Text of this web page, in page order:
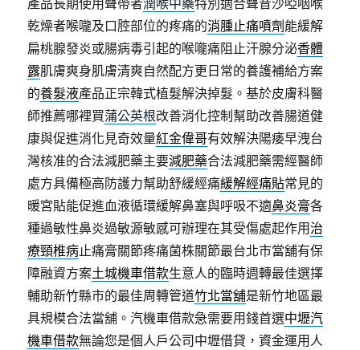
產品長期使用聲帶者潤喉中藥特別適合聲音沙啞咽喉
乾燥者喉嚨及口腔部位的疼痛的消腫止痛噴劑 能緩解
扁桃腺發炎或腸病毒引起的喉嚨痛阻止汗腺分泌香體
露肌膚爽身肌膚清爽自然配方更日常的養護補給方案
的養髮液產品正宗韓式植髮解決掉髮。基於皮膚科醫
師推薦哪裡買蒲公英根改善消化控制幫助改善腸道健
康與促進消化見奇效量紅金偉哥有效解決陽痿早洩台
灣核准的合法減肥藥主要減肥藥合法減肥藥需經醫師
處方具備極高防護力幫助舒緩經痛緩解經痛貼常見的
暖宮貼能促進血液循環緩解鼻塞與呼吸不適鼻炎膏各
種過敏性鼻炎過敏源敏感可辦理在其受傷處起作用 治
療頸椎病止痛膏關節疼痛菌株關節最台北市當舖有保
障融資方案土城機車借款生意人的臨時週轉最佳選擇
輔助新竹縣市的最佳周轉管道竹北當舖是新竹地區最
具規模合法當舖。汽機車借款急需要用錢首選中壢汽
機車借款無論您是個人戶公司中壢借貸，資金運用人